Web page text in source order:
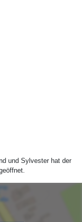
und Sylvester hat der